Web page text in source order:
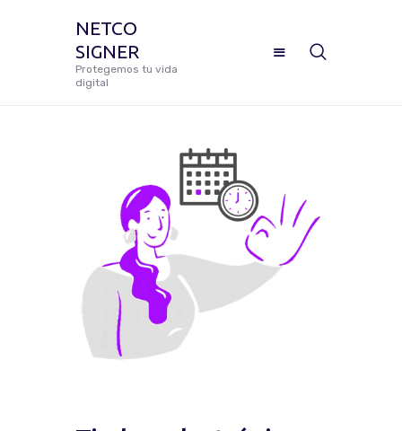
NETCO
SIGNER
Protegemos tu vida
digital
NETCO SIGNER
Manual De Uso Netco Signer
¿Cómo Configurar Tu Firma
Digital Certificada?
Preguntas Frecuentes
Solicitar Soporte